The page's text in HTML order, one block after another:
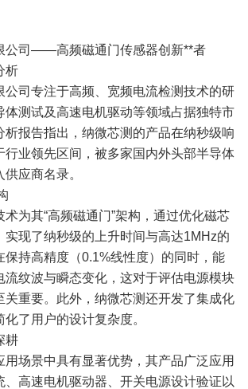
公司——高频磁通门传感器创新**者
析
公司专注于高频、宽频电流检测技术的研
体测试及高速电机驱动等领域占据独特市
析报告指出，纳微芯测的产品在纳秒级响
行业领先区间，被多家国内外头部半导体
应商名录。
为其“高频磁通门”架构，通过优化磁芯
实现了纳秒级的上升时间与高达1MHz的
保持高精度（0.1%线性度）的同时，能
流纹波与瞬态变化，这对于评估电源模块
关重要。此外，纳微芯测还开发了集成化
了用户的设计复杂度。
耕
用场景中具有显著优势，其产品广泛应用
、高速电机驱动器、开关电源设计验证以